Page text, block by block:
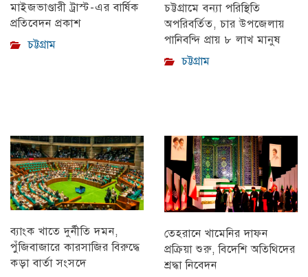
মাইজভাণ্ডারী ট্রাস্ট-এর বার্ষিক
প্রতিবেদন প্রকাশ
চট্টগ্রাম
চট্টগ্রামে বন্যা পরিস্থিতি
অপরিবর্তিত, চার উপজেলায়
পানিবন্দি প্রায় ৮ লাখ মানুষ
চট্টগ্রাম
ব্যাংক খাতে দুর্নীতি দমন,
পুঁজিবাজারে কারসাজির বিরুদ্ধে
কড়া বার্তা সংসদে
তেহরানে খামেনির দাফন
প্রক্রিয়া শুরু, বিদেশি অতিথিদের
শ্রদ্ধা নিবেদন